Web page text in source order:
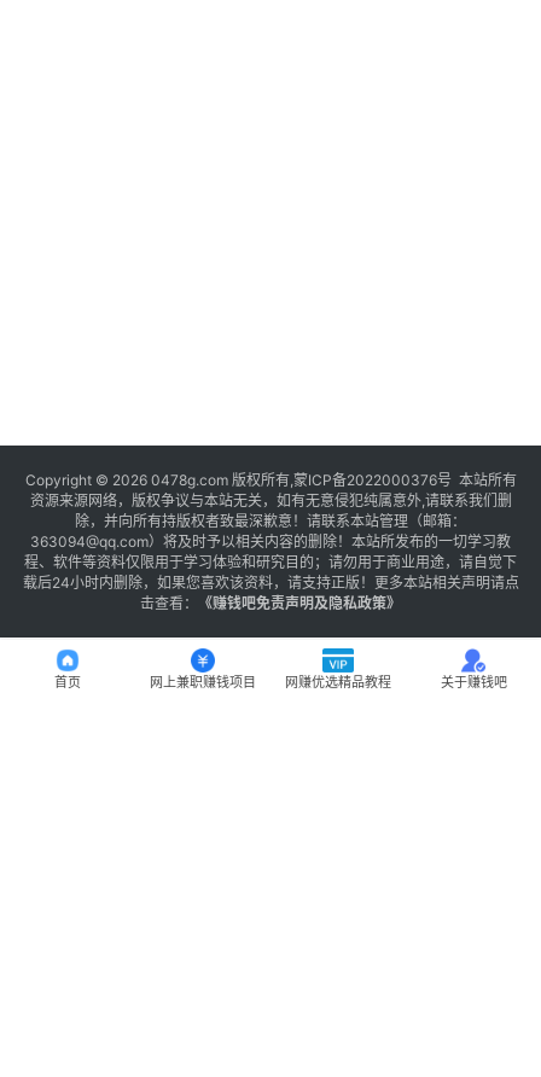
Copyright © 2026 0478g.com 版权所有,蒙ICP备2022000376号 本站所有
资源来源网络，版权争议与本站无关，如有无意侵犯纯属意外,请联系我们删
除，并向所有持版权者致最深歉意！请联系本站管理（邮箱：
363094@qq.com）将及时予以相关内容的删除！本站所发布的一切学习教
程、软件等资料仅限用于学习体验和研究目的；请勿用于商业用途，请自觉下
载后24小时内删除，如果您喜欢该资料，请支持正版！更多本站相关声明请点
击查看：
《赚钱吧免责声明及隐私政策》
首页 网上兼职赚钱项目 网赚优选精品教程 关于赚钱吧